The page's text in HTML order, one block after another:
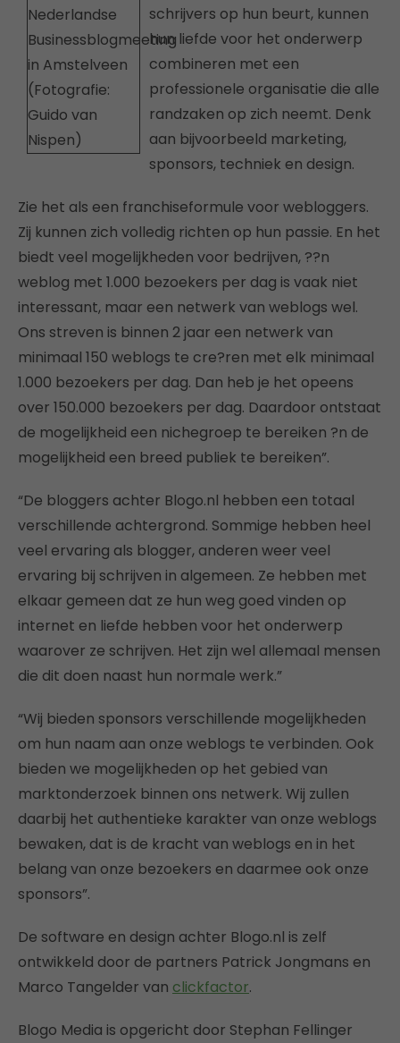
schrijvers op hun beurt, kunnen
hun liefde voor het onderwerp
combineren met een
professionele organisatie die alle
randzaken op zich neemt. Denk
aan bijvoorbeeld marketing,
sponsors, techniek en design.
Zie het als een franchiseformule voor webloggers.
Zij kunnen zich volledig richten op hun passie. En het
biedt veel mogelijkheden voor bedrijven, ??n
weblog met 1.000 bezoekers per dag is vaak niet
interessant, maar een netwerk van weblogs wel.
Ons streven is binnen 2 jaar een netwerk van
minimaal 150 weblogs te cre?ren met elk minimaal
1.000 bezoekers per dag. Dan heb je het opeens
over 150.000 bezoekers per dag. Daardoor ontstaat
de mogelijkheid een nichegroep te bereiken ?n de
mogelijkheid een breed publiek te bereiken”.
“De bloggers achter Blogo.nl hebben een totaal
verschillende achtergrond. Sommige hebben heel
veel ervaring als blogger, anderen weer veel
ervaring bij schrijven in algemeen. Ze hebben met
elkaar gemeen dat ze hun weg goed vinden op
internet en liefde hebben voor het onderwerp
waarover ze schrijven. Het zijn wel allemaal mensen
die dit doen naast hun normale werk.”
“Wij bieden sponsors verschillende mogelijkheden
om hun naam aan onze weblogs te verbinden. Ook
bieden we mogelijkheden op het gebied van
marktonderzoek binnen ons netwerk. Wij zullen
daarbij het authentieke karakter van onze weblogs
bewaken, dat is de kracht van weblogs en in het
belang van onze bezoekers en daarmee ook onze
sponsors”.
De software en design achter Blogo.nl is zelf
ontwikkeld door de partners Patrick Jongmans en
Marco Tangelder van clickfactor.
Blogo Media is opgericht door Stephan Fellinger